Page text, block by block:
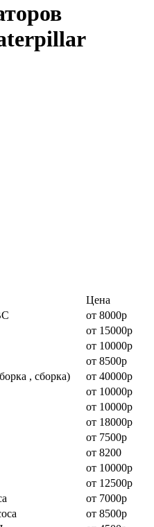
Цена
от 8000р
от 15000р
от 10000р
от 8500р
, сборка)
от 40000р
от 10000р
от 10000р
от 18000р
от 7500р
от 8200
от 10000р
от 12500р
от 7000р
от 8500р